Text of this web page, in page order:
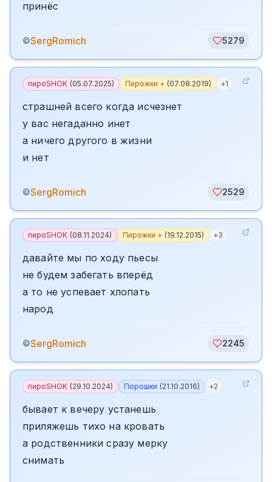
принёс
©SergRomich 5279
пироSHOK (05.07.2025) Пирожки + (07.08.2019) +1
страшней всего когда исчезнет
у вас негаданно инет
а ничего другого в жизни
и нет
©SergRomich 2529
пироSHOK (08.11.2024) Пирожки + (19.12.2015) +3
давайте мы по ходу пьесы
не будем забегать вперёд
а то не успевает хлопать
народ
©SergRomich 2245
пироSHOK (29.10.2024) Порошки (21.10.2016) +2
бывает к вечеру устанешь
приляжешь тихо на кровать
а родственники сразу мерку
снимать